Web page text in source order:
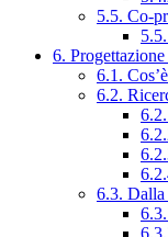
5.5. Co-
6.
6.1.
6.2.
6.3. Dalla